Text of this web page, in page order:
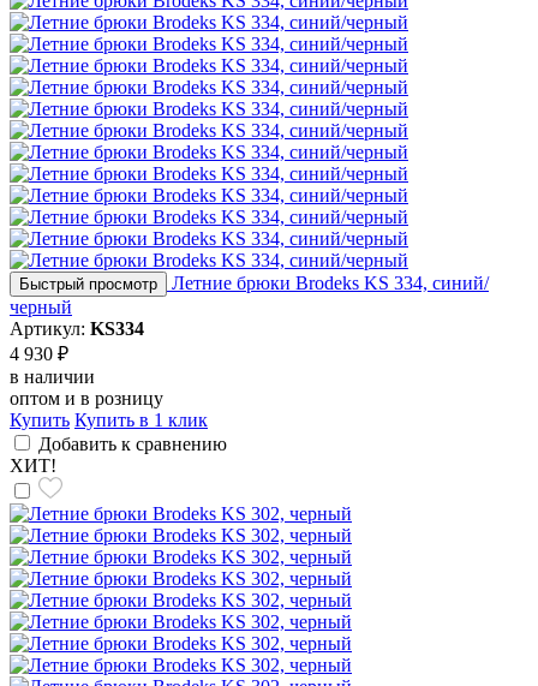
Быстрый просмотр
Летние брюки Brodeks KS 334, синий/
черный
Артикул: KS334
4 930 ₽
в наличии
оптом и в розницу
Купить Купить в 1 клик
Добавить к сравнению
ХИТ!